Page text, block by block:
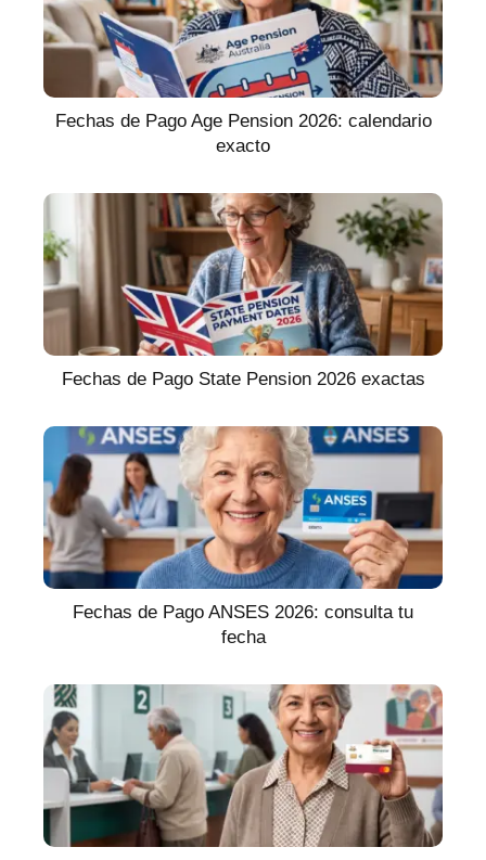
Fechas de Pago Age Pension 2026: calendario
exacto
Fechas de Pago State Pension 2026 exactas
Fechas de Pago ANSES 2026: consulta tu
fecha